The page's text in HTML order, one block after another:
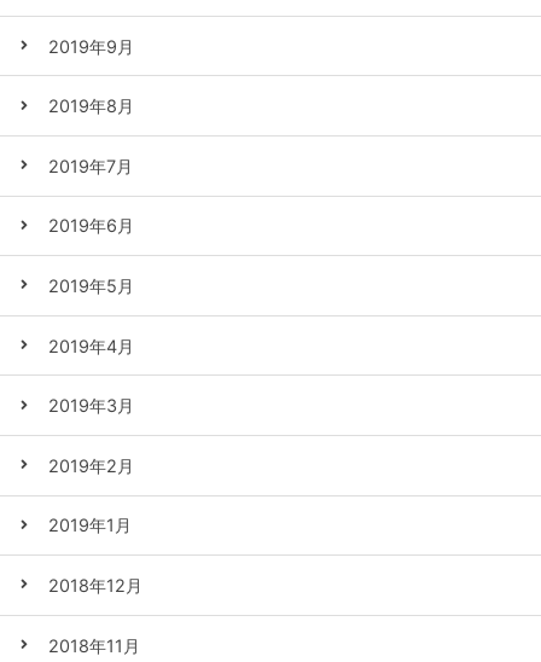
2019年9月
2019年8月
2019年7月
2019年6月
2019年5月
2019年4月
2019年3月
2019年2月
2019年1月
2018年12月
2018年11月